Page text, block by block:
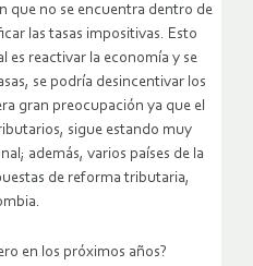
que no se encuentra dentro de
las tasas impositivas. Esto
es reactivar la economía y se
se podría desincentivar los
gran preocupación ya que el
sigue estando muy
además, varios países de la
de reforma tributaria,
en los próximos años?